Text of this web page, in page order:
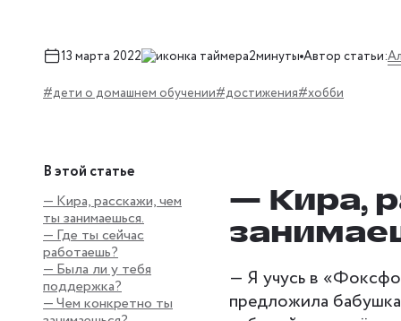
13 марта 2022 2минуты Автор статьи:
#дети о домашнем обучении#достижения#хобби
В этой статье
— Кира, расскажи, чем
ты занимаешься.
— Где ты сейчас
работаешь?
— Была ли у тебя
поддержка?
— Чем конкретно ты
— Кира,
— Я учусь в
предложила